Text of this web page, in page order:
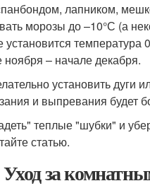
лапником,
морозы до –10°С (а
установится
– начале декабря.
установить
и выпревания будет
теплые "шубки" и
статью.
Уход за